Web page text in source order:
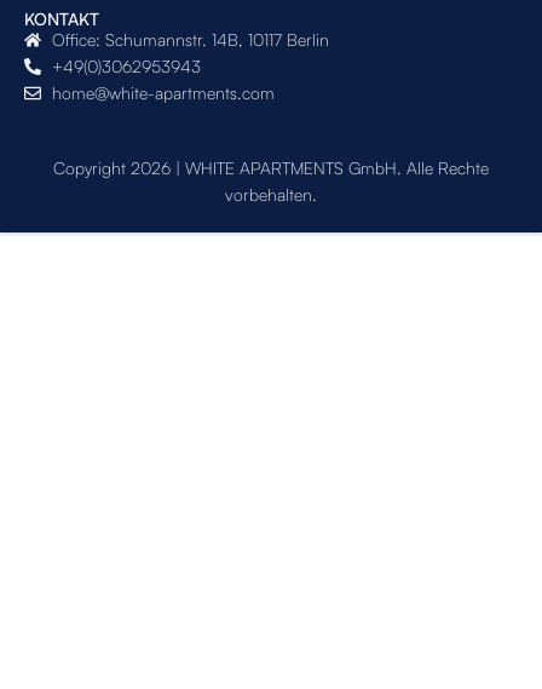
KONTAKT
Office: Schumannstr. 14B, 10117 Berlin
+49(0)3062953943
home@white-apartments.com
Copyright 2026 | WHITE APARTMENTS GmbH. Alle Rechte
vorbehalten.